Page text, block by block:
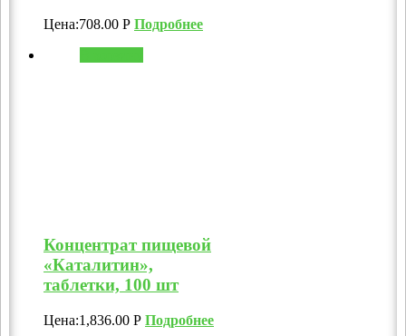
Цена:708.00 Р Подробнее
Концентрат пищевой
«Каталитин»,
таблетки, 100 шт
Цена:1,836.00 Р Подробнее